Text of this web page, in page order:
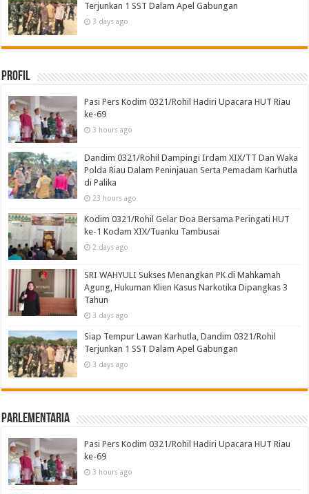
Terjunkan 1 SST Dalam Apel Gabungan
3 days ago
Profil
Pasi Pers Kodim 0321/Rohil Hadiri Upacara HUT Riau
ke-69
3 hours ago
Dandim 0321/Rohil Dampingi Irdam XIX/TT Dan Waka
Polda Riau Dalam Peninjauan Serta Pemadam Karhutla
di Palika
23 hours ago
Kodim 0321/Rohil Gelar Doa Bersama Peringati HUT
ke-1 Kodam XIX/Tuanku Tambusai
2 days ago
SRI WAHYULI Sukses Menangkan PK di Mahkamah
Agung, Hukuman Klien Kasus Narkotika Dipangkas 3
Tahun
3 days ago
Siap Tempur Lawan Karhutla, Dandim 0321/Rohil
Terjunkan 1 SST Dalam Apel Gabungan
3 days ago
Parlementaria
Pasi Pers Kodim 0321/Rohil Hadiri Upacara HUT Riau
ke-69
3 hours ago